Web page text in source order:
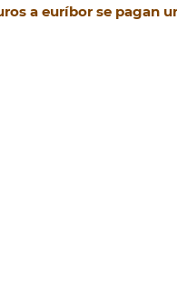
a euríbor se pagan